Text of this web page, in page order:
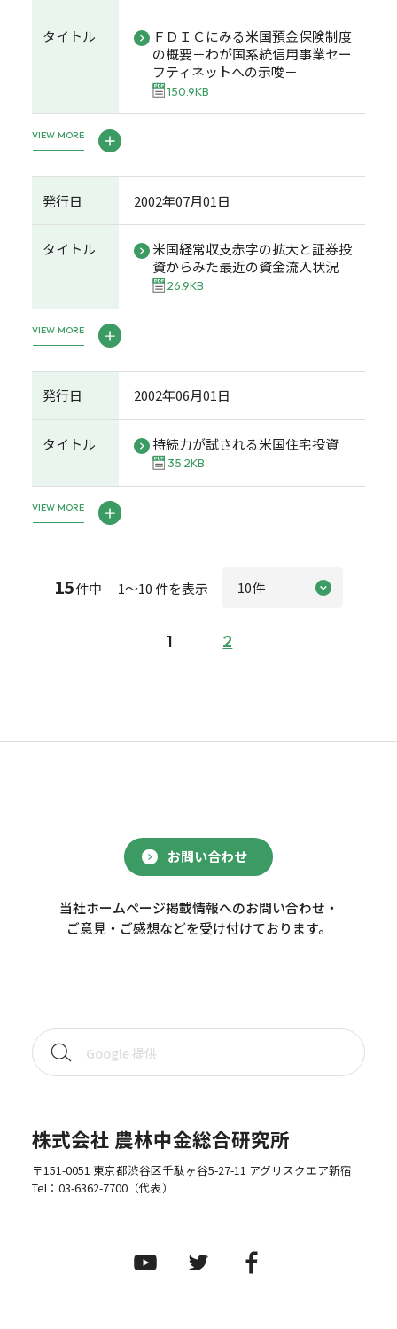
タイトル
ＦＤＩＣにみる米国預金保険制度
の概要－わが国系統信用事業セー
フティネットへの示唆－
150.9KB
VIEW MORE
発行日 2002年07月01日
タイトル
米国経常収支赤字の拡大と証券投
資からみた最近の資金流入状況
26.9KB
VIEW MORE
発行日 2002年06月01日
タイトル 持続力が試される米国住宅投資
35.2KB
VIEW MORE
15件中 1～10 件を表示
1 2
お問い合わせ
当社ホームページ掲載情報へのお問い合わせ・
ご意見・ご感想などを受け付けております。
株式会社 農林中金総合研究所
〒151-0051 東京都渋谷区千駄ヶ谷5-27-11 アグリスクエア新宿
Tel： 03-6362-7700（代表）